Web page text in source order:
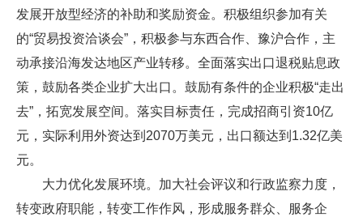
发展开放型经济的补助和奖励资金。积极组织参加有关
的“贸易投资洽谈会”，积极参与东西合作、豫沪合作，主
动承接沿海发达地区产业转移。全面落实出口退税贴息政
策，鼓励各类企业扩大出口。鼓励有条件的企业积极“走出
去”，拓宽发展空间。落实目标责任，完成招商引资10亿
元，实际利用外资达到2070万美元，出口额达到1.32亿美
元。
大力优化发展环境。加大社会评议和行政监察力度，
转变政府职能，转变工作作风，形成服务群众、服务企